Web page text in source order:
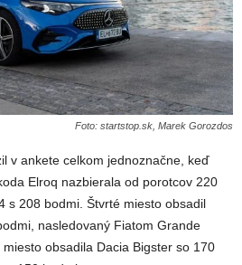
Foto: startstop.sk, Marek Gorozdos
v ankete celkom jednoznačne, keď
Elroq nazbierala od porotcov 220
s 208 bodmi. Štvrté miesto obsadil
nasledovaný Fiatom Grande
obsadila Dacia Bigster so 170